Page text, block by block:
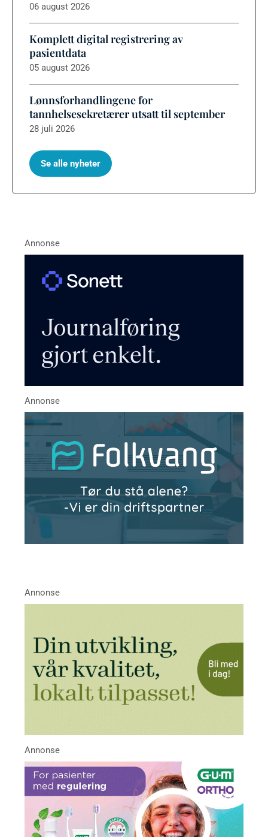
06 august 2026
Komplett digital registrering av
pasientdata
05 august 2026
Lønnsforhandlingene for
tannhelsesekretærer utsatt til september
28 juli 2026
Se alle nyheter